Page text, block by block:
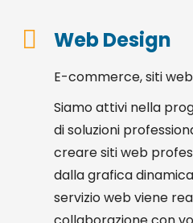
Web Design
E-commerce, siti web
Siamo attivi nella
di soluzioni
creare siti web
dalla grafica
servizio web viene